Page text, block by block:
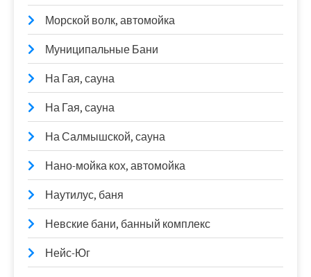
Морской волк, автомойка
Муниципальные Бани
На Гая, сауна
На Гая, сауна
На Салмышской, сауна
Нано-мойка кох, автомойка
Наутилус, баня
Невские бани, банный комплекс
Нейс-Юг